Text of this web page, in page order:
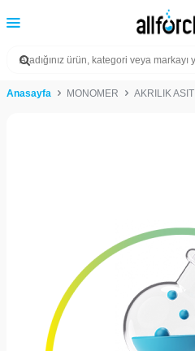
Anasayfa MONOMER AKRILIK ASIT